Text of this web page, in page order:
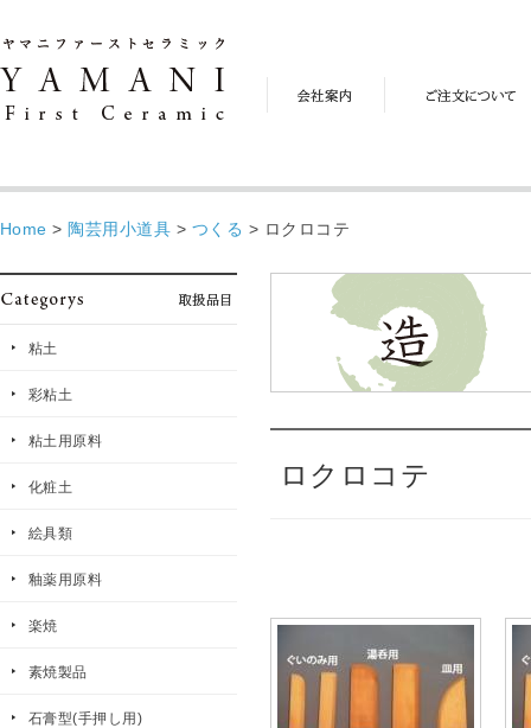
い
Home > 陶芸用小道具 > つくる > ロクロコテ
粘土
彩粘土
粘土用原料
化粧土
絵具類
釉薬用原料
楽焼
素焼製品
石膏型(手押し用)
ロクロコテ